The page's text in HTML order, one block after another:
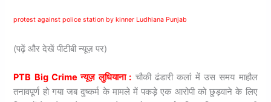
protest against police station by kinner Ludhiana Punjab
(पढ़ें और देखें पीटीबी न्यूज़ पर)
PTB Big Crime न्यूज़ लुधियाना : चौकी ढंडारी कलां में उस समय माहौल
तनावपूर्ण हो गया जब दुष्कर्म के मामले में पकड़े एक आरोपी को छुड़वाने के लिए